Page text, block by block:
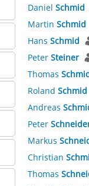
Daniel Schmid
Martin Schmid
Hans Schmid
Peter Steiner
Thomas
Roland Schmid
Andreas
Peter
Markus
Christian
Thomas